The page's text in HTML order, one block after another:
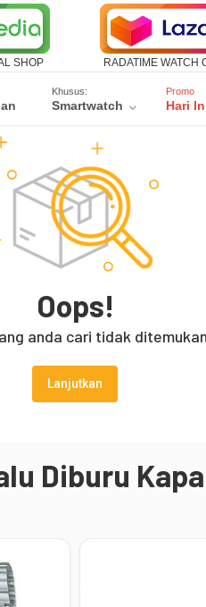
SHOP RADATIME WATCH
Khusus:
Smartwatch
Promo
Hari
Oops!
anda cari tidak
Lanjutkan
Diburu